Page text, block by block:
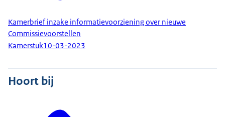
Kamerbrief inzake informatievoorziening over nieuwe
Commissievoorstellen
Kamerstuk10-03-2023
Hoort bij